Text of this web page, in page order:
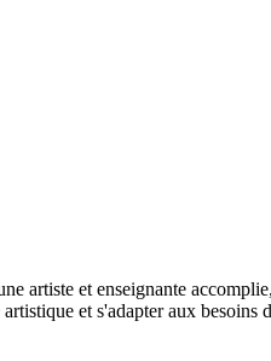
artiste et enseignante
et s'adapter aux